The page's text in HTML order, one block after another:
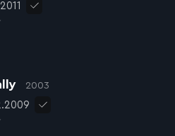
2003